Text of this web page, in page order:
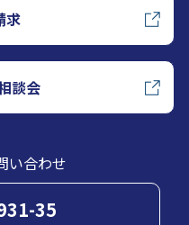
求
談会
い合わせ
35